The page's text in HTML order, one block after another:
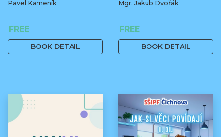
Pavel Kameník
FREE
BOOK DETAIL
Mgr. Jakub Dvořák
FREE
BOOK DETAIL